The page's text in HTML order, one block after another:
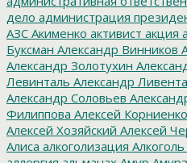
дело администрация
АЗС Акименко активист акция
Буксман Александр Винников
Александр Золотухин
Левинталь Александр
Александр Соловьев
Филиппова Алексей Корниенко
Алексей Хозяйский Алексей
Алиса алкоголизация Алкоголь